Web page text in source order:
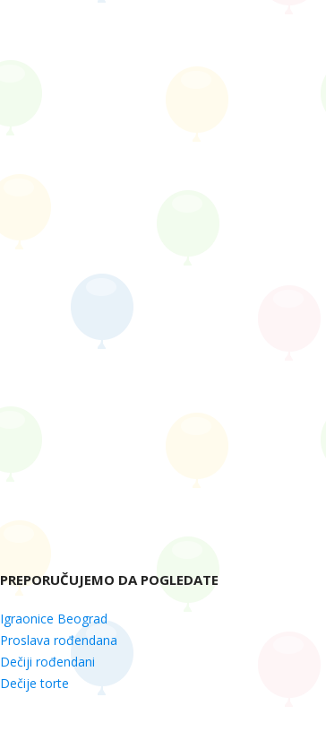
PREPORUČUJEMO DA POGLEDATE
Igraonice Beograd
Proslava rođendana
Dečiji rođendani
Dečije torte